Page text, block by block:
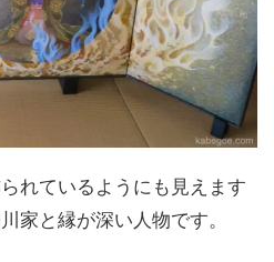
れているようにも見えます
家と縁が深い人物です。